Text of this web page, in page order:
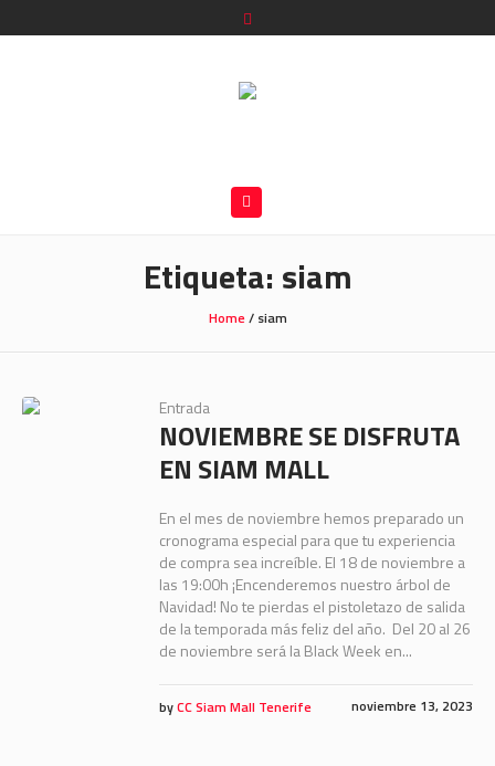
Etiqueta: siam
Home/ siam
Entrada
NOVIEMBRE SE DISFRUTA
EN SIAM MALL
En el mes de noviembre hemos preparado un
cronograma especial para que tu experiencia
de compra sea increíble. El 18 de noviembre a
las 19:00h ¡Encenderemos nuestro árbol de
Navidad! No te pierdas el pistoletazo de salida
de la temporada más feliz del año. Del 20 al 26
de noviembre será la Black Week en...
noviembre 13, 2023
byCC Siam Mall Tenerife